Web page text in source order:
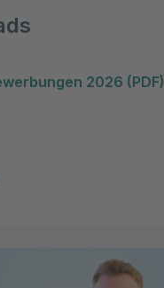
2026 (PDF)